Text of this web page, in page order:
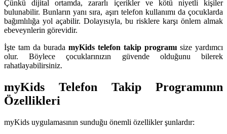
Çünkü dijital ortamda, zararlı içerikler ve kötü niyetli kişiler
bulunabilir. Bunların yanı sıra, aşırı telefon kullanımı da çocuklarda
bağımlılığa yol açabilir. Dolayısıyla, bu risklere karşı önlem almak
ebeveynlerin görevidir.
İşte tam da burada myKids telefon takip programı size yardımcı
olur. Böylece çocuklarınızın güvende olduğunu bilerek
rahatlayabilirsiniz.
myKids Telefon Takip Programının
Özellikleri
myKids uygulamasının sunduğu önemli özellikler şunlardır: